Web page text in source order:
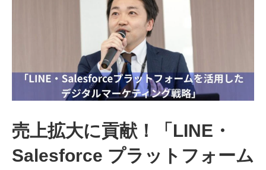
ニュース
コラム
事例
動画
売上拡大に貢献！「LINE・
Salesforce プラットフォーム